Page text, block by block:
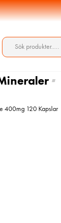
400mg 120 Kapslar